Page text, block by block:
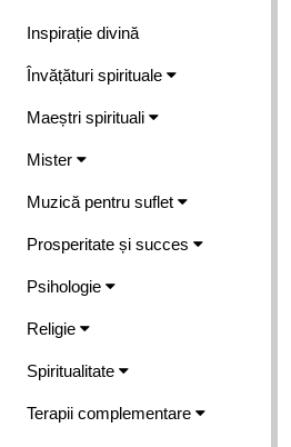
Inspirație divină
Învățături spirituale
Maeștri spirituali
Mister
Muzică pentru suflet
Prosperitate și succes
Psihologie
Religie
Spiritualitate
Terapii complementare